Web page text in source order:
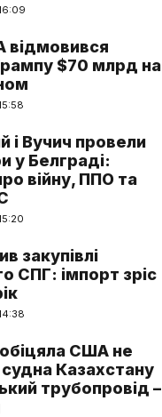
$70 млрд на
і Вучич провели
у Белграді:
війну, ППО та
закупівлі
СПГ: імпорт зріс
США не
Казахстану
трубопровід –